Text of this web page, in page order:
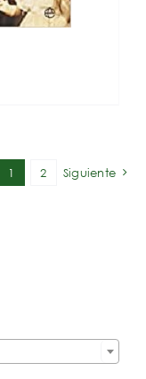
1 2 Siguiente